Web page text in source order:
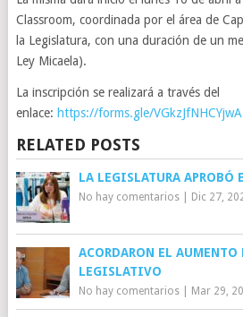
Classroom, coordinada por el área de
la Legislatura, con una duración de un
Ley Micaela).
La inscripción se realizará a través del
enlace: https://forms.gle/
RELATED POSTS
LA LEGISLATURA APROBÓ
No hay comentarios| Dic 27,
ACORDARON EL AUMENTO
LEGISLATIVO
No hay comentarios| Mar 29,